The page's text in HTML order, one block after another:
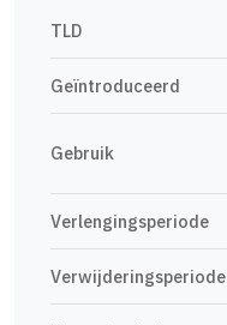
TLD
Geïntroduceerd
Gebruik
Verlengingsperiode
Verwijderingsperiode